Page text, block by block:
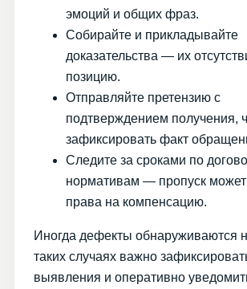
эмоций и общих фраз.
Собирайте и прикладывайте
доказательства — их
позицию.
Отправляйте претензию с
подтверждением получения,
зафиксировать факт
Следите за сроками по
нормативам — пропуск
права на компенсацию.
Иногда дефекты обнаруживаются
таких случаях важно
выявления и оперативно